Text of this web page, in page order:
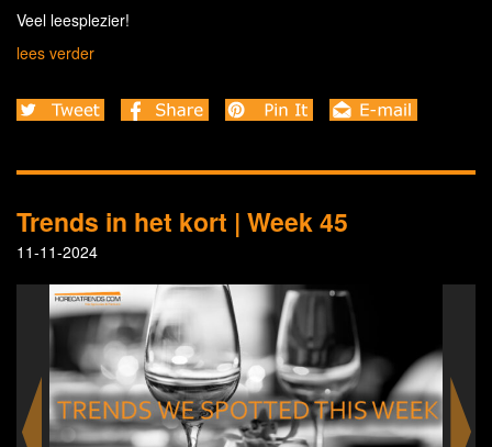
Veel leesplezier!
lees verder
Trends in het kort | Week 45
11-11-2024